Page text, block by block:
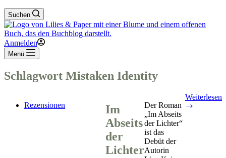
Suchen
Anmelden
Menü
Schlagwort Mistaken Identity
Rezensionen
Im
Abseits
der
Lichter
Der Roman
„Im Abseits
der Lichter“
ist das
Debüt der
Autorin
Weiterlesen